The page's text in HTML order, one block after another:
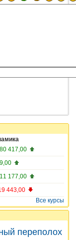
417,00
177,00
443,00
Все курсы
переполох